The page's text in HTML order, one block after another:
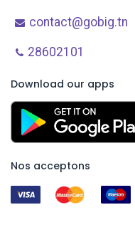
contact@gobig.tn
28602101
Download our apps
Nos acceptons